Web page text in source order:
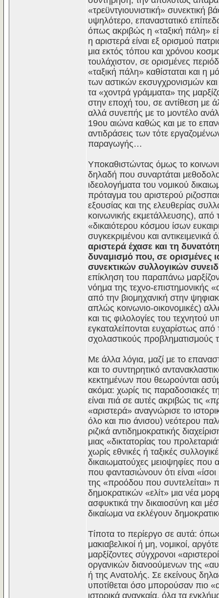
«τρεϋντγιουνιστική» συνεκτική
υψηλότερο, επαναστατικό
όπως ακριβώς η «ταξική πάλη»
η αριστερά είναι εξ ορισμού
μια εκτός τόπου και χρόνου
τουλάχιστον, σε ορισμένες
«ταξική πάλη» καθίσταται και η
των αστικών εκσυγχρονισμών
τα «χοντρά γράμματα» της
στην εποχή του, σε αντίθεση με
αλλά συνεπής με το μοντέλο
19ου αιώνα καθώς και με το
αντιδράσεις των τότε
παραγωγής…
Υποκαθιστώντας όμως το
δηλαδή που συναρτάται
ιδεολογήματα του νομικού
πρόταγμα του αριστερού
εξουσίας και της ελευθερίας
κοινωνικής εκμετάλλευσης),
«δικαιότερου κόσμου ίσων
συγκεκριμένου και
αριστερά έχασε και τη
δυναμισμό που, σε ορισμένες
συνεκτικών συλλογικών
επίκληση του παραπάνω
νόημα της τεχνο-επιστημονικής
από την βιομηχανική στην
απλώς κοινωνιο-οικονομικές)
και τις φιλολογίες του
εγκαταλείπονται ευχαρίστως
σχολαστικούς προβληματισμούς
Με άλλα λόγια, μαζί με το
και το συντηρητικό
κεκτημένων που θεωρούνται
ακόμα: χωρίς τις παραδοσιακές
είναι πιά σε αυτές ακριβώς τις
«αριστερά» αναγνώρισε το
όλο και πιο άνισου) νεότερου
ριζικά αντιδημοκρατικής
μιας «δικτατορίας του
χωρίς εθνικές ή ταξικές
δικαιωματούχες μειοψηφίες που
που φαντασιώνουν ότι είναι
της «προόδου που
δημοκρατικών «ελίτ» μια νέα
ασφυκτικά την δικαιοσύνη και
δικαίωμα να εκλέγουν
Τίποτα το περίεργο σε αυτά:
μακιαβελικοί ή μη, νομικοί,
μαρξίζοντες σύγχρονοι
οργανικών διανοούμενων της
ή της Ανατολής. Σε εκείνους
υποτίθεται όσο μπορούσαν πιο
ιστορικά αναγκαία, όλα τα